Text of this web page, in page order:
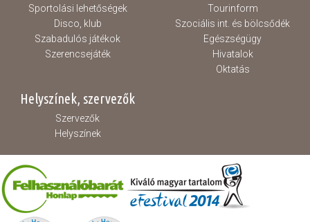
Sportolási lehetőségek
Disco, klub
Szabadulós játékok
Szerencsejáték
Tourinform
Szociális int. és bölcsődék
Egészségügy
Hivatalok
Oktatás
Helyszínek, szervezők
Szervezők
Helyszínek